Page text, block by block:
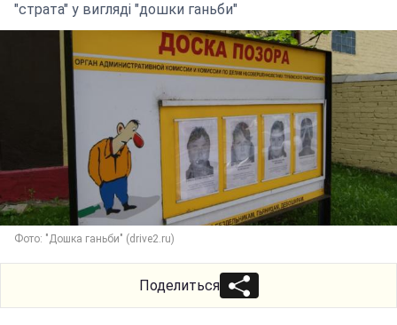
"страта" у вигляді "дошки ганьби"
Фото: "Дошка ганьби" (drive2.ru)
Поделиться